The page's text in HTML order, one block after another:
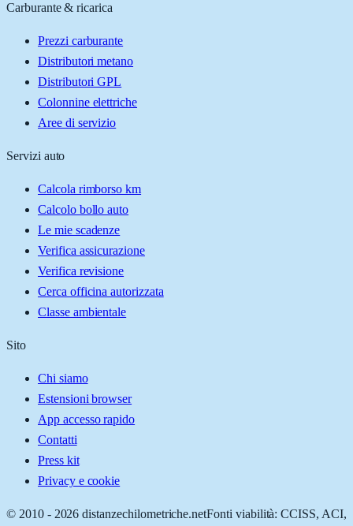
Carburante & ricarica
Prezzi carburante
Distributori metano
Distributori GPL
Colonnine elettriche
Aree di servizio
Servizi auto
Calcola rimborso km
Calcolo bollo auto
Le mie scadenze
Verifica assicurazione
Verifica revisione
Cerca officina autorizzata
Classe ambientale
Sito
Chi siamo
Estensioni browser
App accesso rapido
Contatti
Press kit
Privacy e cookie
© 2010 - 2026 distanzechilometriche.netFonti viabilità: CCISS, ACI,